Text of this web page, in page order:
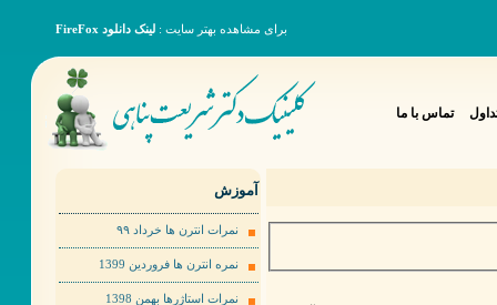
برای مشاهده بهتر سایت : لینک دانلود FireFox
تماس با ما
آموزش
نمرات انترن ها خرداد ٩٩
نمره انترن ها فروردین 1399
نمرات استاژرها بهمن 1398